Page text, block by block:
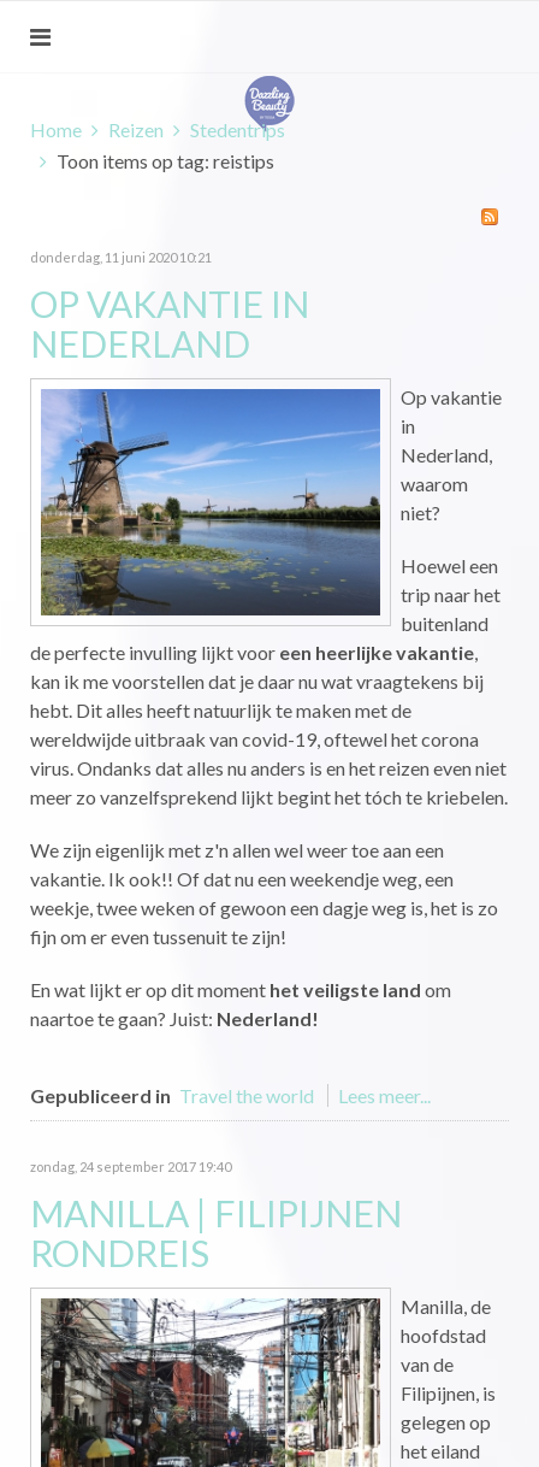
Home Reizen
Stedentrips
Toon items op tag: reistips
donderdag, 11 juni 2020 10:21
OP VAKANTIE IN
NEDERLAND
Op vakantie
in
Nederland,
waarom
niet?
Hoewel een
trip naar het
buitenland
de perfecte invulling lijkt voor een heerlijke vakantie,
kan ik me voorstellen dat je daar nu wat vraagtekens bij
hebt. Dit alles heeft natuurlijk te maken met de
wereldwijde uitbraak van covid-19, oftewel het corona
virus. Ondanks dat alles nu anders is en het reizen even niet
meer zo vanzelfsprekend lijkt begint het tóch te kriebelen.
We zijn eigenlijk met z'n allen wel weer toe aan een
vakantie. Ik ook!! Of dat nu een weekendje weg, een
weekje, twee weken of gewoon een dagje weg is, het is zo
fijn om er even tussenuit te zijn!
En wat lijkt er op dit moment het veiligste land om
naartoe te gaan? Juist: Nederland!
Gepubliceerd in Travel the world Lees meer...
zondag, 24 september 2017 19:40
MANILLA | FILIPIJNEN
RONDREIS
Manilla, de
hoofdstad
van de
Filipijnen, is
gelegen op
het eiland